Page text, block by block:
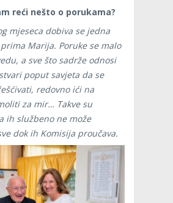
reći nešto o porukama?
mjeseca dobiva se jedna
Marija. Poruke se malo
a sve što sadrže odnosi
poput savjeta da se
redovno ići na
za mir… Takve su
ih službeno ne može
dok ih Komisija proučava.